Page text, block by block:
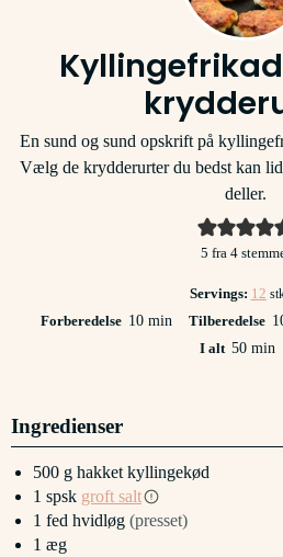
En sund og sund opskrift på
Vælg de krydderurter du bedst kan
deller.
5 fra 4
Servings: 12
Forberedelse 10minutter
min Tilberedelse
I alt 50 min
Ingredienser
500 g hakket kyllingekød
1 spsk groft salt
1 fed hvidløg (presset)
1 æg